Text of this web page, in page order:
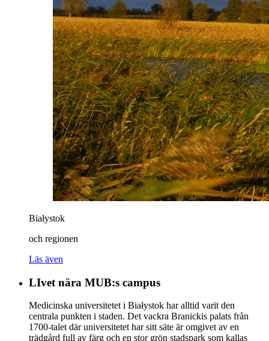
Białystok
och regionen
Läs även
LIvet nära MUB:s campus
Medicinska universitetet i Białystok har alltid varit den
centrala punkten i staden. Det vackra Branickis palats från
1700-talet där universitetet har sitt säte är omgivet av en
trädgård full av färg och en stor grön stadspark som kallas